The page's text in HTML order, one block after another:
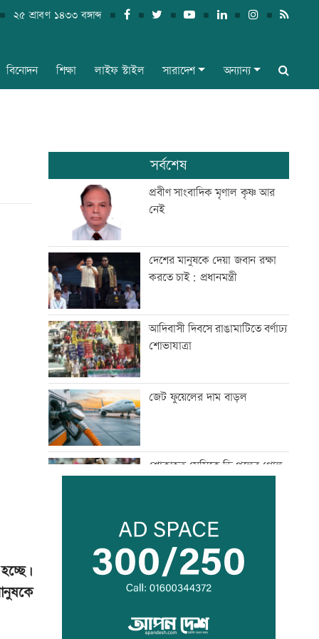
২৫ শ্রাবণ ১৪৩৩ বঙ্গাব্দ
বিনোদন শিক্ষা লাইফ স্টাইল সারাদেশ অন্যান্য
সর্বশেষ
প্রবীণ সাংবাদিক মৃণাল কৃষ্ণ আর
নেই
দেশের মানুষকে দেয়া জবান রক্ষা
করতে চাই: প্রধানমন্ত্রী
আদিবাসী দিবসে রাঙামাটিতে বর্ণাঢ্য
শোভাযাত্রা
জেট ফুয়েলের দাম বাড়ল
শোকাহত মেসিকে ডি পলের গোল
নোয়াখালী-লক্ষ্মীপুরে সরবরাহ বন্ধ
গ্রেফতার